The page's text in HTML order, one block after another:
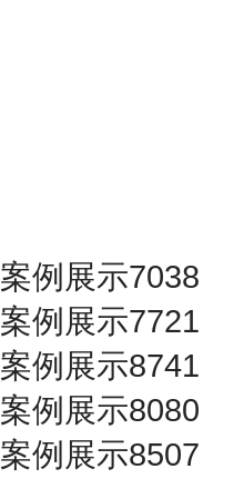
案例展示7038
案例展示7721
案例展示8741
案例展示8080
案例展示8507